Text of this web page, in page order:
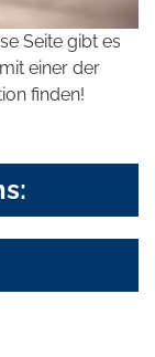
Seite gibt es
einer der
finden!